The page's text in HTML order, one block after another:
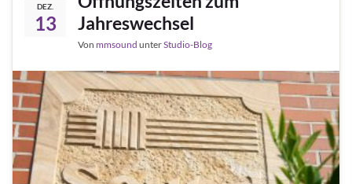
DEZ.
13
Jahreswechsel
Von mmsound unterStudio-Blog